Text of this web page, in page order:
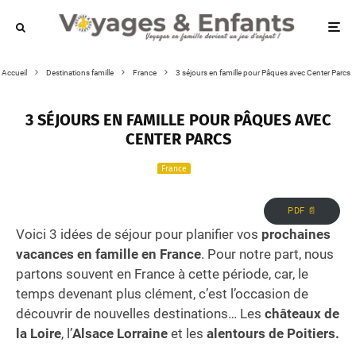
Accueil Destinations famille France 3 séjours en famille pour Pâques avec Center Parcs
3 SÉJOURS EN FAMILLE POUR PÂQUES AVEC
CENTER PARCS
France
PDF 📄
Voici 3 idées de séjour pour planifier vos prochaines
vacances en famille en France. Pour notre part, nous
partons souvent en France à cette période, car, le
temps devenant plus clément, c’est l’occasion de
découvrir de nouvelles destinations… Les châteaux de
la Loire, l’Alsace Lorraine et les alentours de Poitiers.